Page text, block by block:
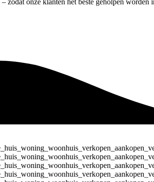
– zodat onze klanten het beste geholpen worden